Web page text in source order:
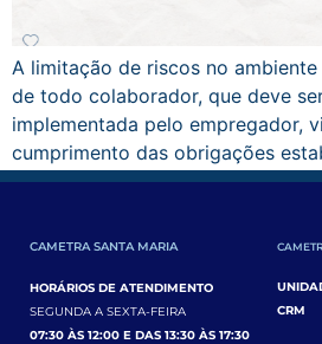
A limitação de riscos no
de todo colaborador, que deve
implementada pelo empregador,
cumprimento das obrigações
Normas Regulamentadoras. […]
CAMETRA SANTA MARIA
HORÁRIOS DE ATENDIMENTO
SEGUNDA A SEXTA-FEIRA
07:30 ÀS 12:00 E DAS 13:30 ÀS 17:30
CRM